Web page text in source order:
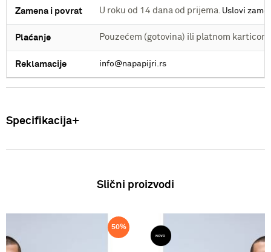
Zamena i povrat U roku od 14 dana od prijema. Uslovi
Plaćanje Pouzećem (gotovina) ili platnom
Reklamacije info@napapijri.rs
Specifikacija
100% Pamuk
Zemlja porekla Bangladeš
Sezona SS26
Slični proizvodi
50%